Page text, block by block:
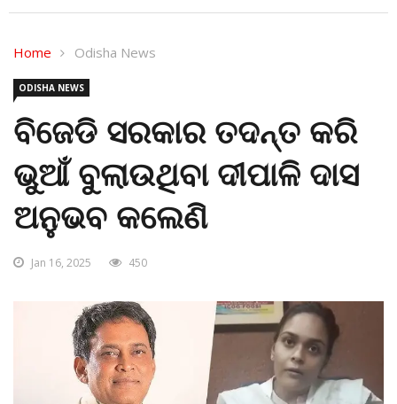
ବିଜେଡି ସରକାର ତଦନ୍ତ କରି
ଭୁଆଁ ବୁଲାଉଥିବା ଦୀପାଳି ଦାସ
ଅନୁଭବ କଲେଣି